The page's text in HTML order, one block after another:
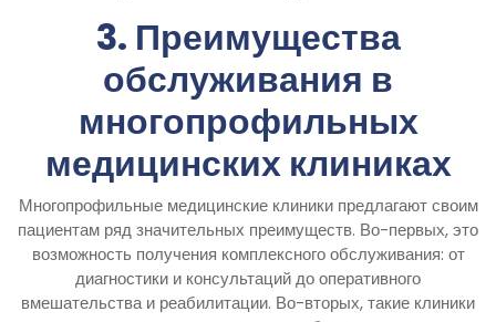
3. Преимущества
обслуживания в
многопрофильных
медицинских клиниках
Многопрофильные медицинские клиники предлагают своим
пациентам ряд значительных преимуществ. Во-первых, это
возможность получения комплексного обслуживания: от
диагностики и консультаций до оперативного
вмешательства и реабилитации. Во-вторых, такие клиники